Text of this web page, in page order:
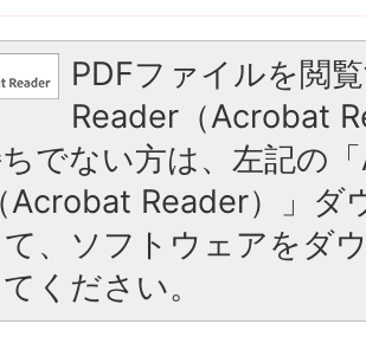
PDFファイルを閲
Reader（Acrobat
でない方は、左記の
Acrobat Reader）」ダ
て、ソフトウェアをダ
ください。